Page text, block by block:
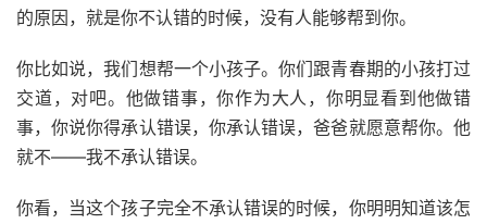
的原因，就是你不认错的时候，没有人能够帮到你。
你比如说，我们想帮一个小孩子。你们跟青春期的小孩打过
交道，对吧。他做错事，你作为大人，你明显看到他做错
事，你说你得承认错误，你承认错误，爸爸就愿意帮你。他
就不——我不承认错误。
你看，当这个孩子完全不承认错误的时候，你明明知道该怎